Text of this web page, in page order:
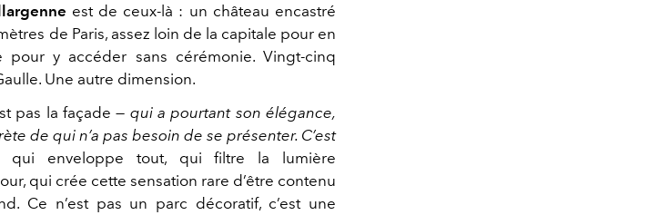
est de ceux-là : un château encastré
de Paris, assez loin de la capitale pour en
y accéder sans cérémonie. Vingt-cinq
Une autre dimension.
pas la façade — qui a pourtant son élégance,
de qui n’a pas besoin de se présenter. C’est
qui enveloppe tout, qui filtre la lumière
qui crée cette sensation rare d’être contenu
Ce n’est pas un parc décoratif, c’est une